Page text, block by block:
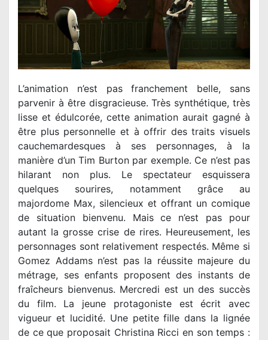
L’animation n’est pas franchement belle, sans
parvenir à être disgracieuse. Très synthétique, très
lisse et édulcorée, cette animation aurait gagné à
être plus personnelle et à offrir des traits visuels
cauchemardesques à ses personnages, à la
manière d’un Tim Burton par exemple. Ce n’est pas
hilarant non plus. Le spectateur esquissera
quelques sourires, notamment grâce au
majordome Max, silencieux et offrant un comique
de situation bienvenu. Mais ce n’est pas pour
autant la grosse crise de rires. Heureusement, les
personnages sont relativement respectés. Même si
Gomez Addams n’est pas la réussite majeure du
métrage, ses enfants proposent des instants de
fraîcheurs bienvenus. Mercredi est un des succès
du film. La jeune protagoniste est écrit avec
vigueur et lucidité. Une petite fille dans la lignée
de ce que proposait Christina Ricci en son temps :